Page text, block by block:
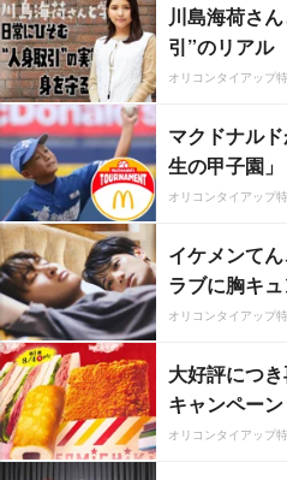
川島海荷さ
引”のリアル
オリコンタイアップ
マクドナル
生の甲子園」
オリコンタイアップ
イケメンて
ラブに胸キ
オリコンタイアップ
大好評につ
キャンペーン
オリコンタイアップ